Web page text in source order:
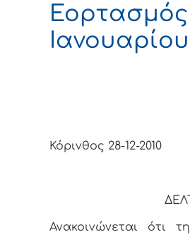
Εορτασμός
Ιανουαρίου
Κόρινθος 28-12-2010
Ανακοινώνεται ότι